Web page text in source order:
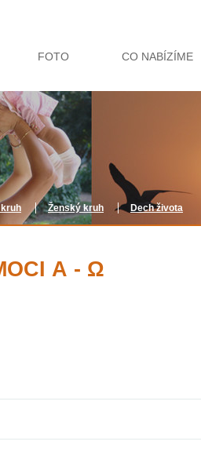
FOTO CO NABÍZÍME
Ženský kruh Dech života
Α - Ω